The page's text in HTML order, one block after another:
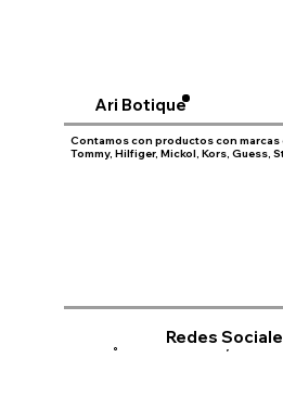
Ari Botique
Contamos con productos con
Tommy, Hilfiger, Mickol, Kors, Guess,
Redes